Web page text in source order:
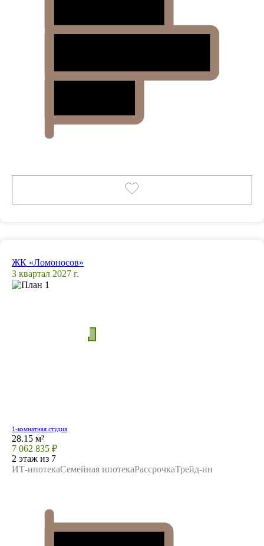
ЖК «Ломоносов»
3 квартал 2027 г.
1-комнатная студия
28.15 м²
7 062 835 ₽
2 этаж из 7
ИТ-ипотекаСемейная ипотекаРассрочкаТрейд-ин